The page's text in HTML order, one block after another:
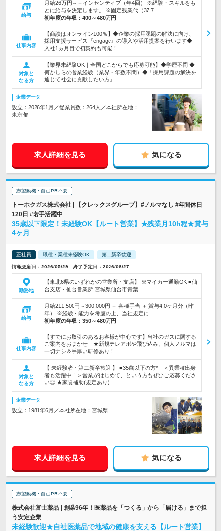
給与
月給26万円～＋インセンティブ（年4回） ※経験・スキルをも
とに給与を決定します。 ※固定残業代（37.7…
初年度の年収： 400～480万円
仕事内容
【商談はオンライン100％】◆企業の採用課題の解決に向け、
採用支援サービス『engage』の導入や活用提案を行います◆
入社1ヵ月目で初契約も可能！
対象と
なる方
【業界未経験OK｜全国どこからでも応募可能】◆学歴不問 ◆
何かしらの営業経験（業界・年数不問）◆「採用課題の解決を
通じて社会に貢献したい方」
企業データ
設立：2026年1月／従業員数：264人／本社所在地：
東京都
求人詳細を見る 気になる
志望動機・自己PR不要
トーホクガス株式会社 | 【クレックスグループ】#ノルマなし #年間休日
120日 #若手活躍中
35歳以下限定！未経験OK【ルート営業】★残業月10h程★賞与
4ヶ月
正社員 職種・業種未経験OK 第二新卒歓迎
情報更新日：2026/05/29 終了予定日：2026/08/27
勤務地
【東北6県のいずれかの営業所・支店】 ※マイカー通勤OK ■仙
台支店・仙台営業所 宮城県仙台市青葉…
給与
月給211,500円～300,000円 ＋ 各種手当 ＋ 賞与4.0ヶ月分（昨
年） ※経験・能力を考慮の上、当社規定に…
初年度の年収： 350～480万円
仕事内容
【すでにお取引のあるお客様が中心です】当社のガスに関する
ご案内をおまかせ ★新規テレアポや飛び込み、個人ノルマは
一切ナシ＆手厚い研修あり！
対象と
なる方
【 未経験者・第二新卒歓迎 】 ■35歳以下の方* ＜異業種出身
者も活躍中！＞営業がはじめて、という方もぜひご応募くださ
い◎ ★家賃補助(規定あり)
企業データ
設立：1981年6月／本社所在地：宮城県
求人詳細を見る 気になる
志望動機・自己PR不要
株式会社富士薬品 | 創業96年！医薬品を「つくる」から「届ける」まで担
う安定企業
未経験歓迎★自社医薬品で地域の健康を支える【ルート営業】